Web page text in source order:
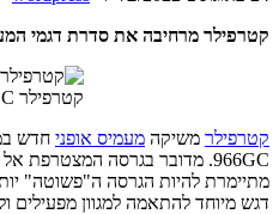
קטרפילר מרחיבה את סדרת דגמי המעמיס 966 עם
קטרפילר 966GC
קטרפילר משיקה מעמיס אופני
966GC. מדובר בגרסה המצטרפת אל יתר דגמי ה
מתיימרת להיות הגרסה ה"פשוטה"
דגש מיוחד להתאמה למגוון מפעילים